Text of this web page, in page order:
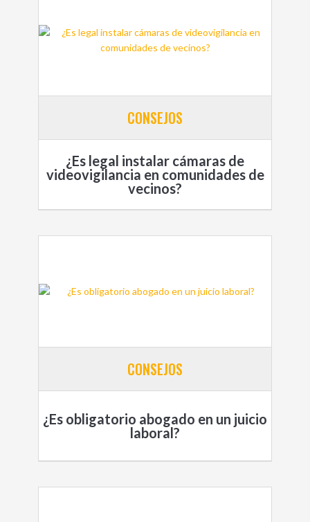
CONSEJOS
¿Es legal instalar cámaras de
videovigilancia en comunidades de
vecinos?
CONSEJOS
¿Es obligatorio abogado en un juicio
laboral?